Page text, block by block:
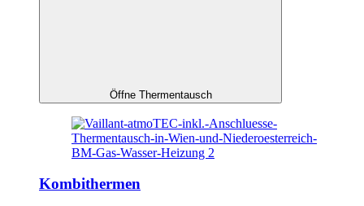
Öffne Thermentausch
Kombithermen